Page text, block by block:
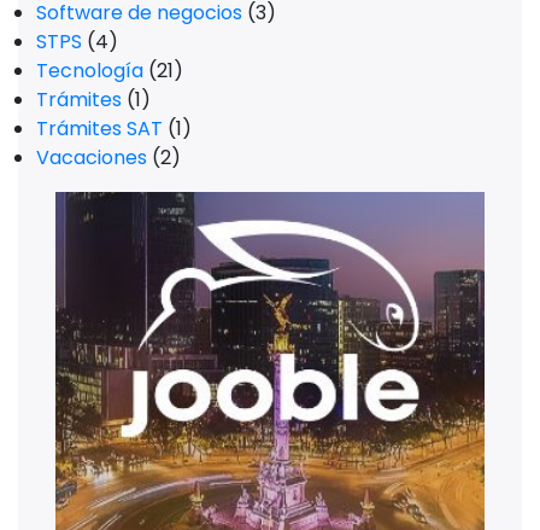
Software de negocios (3)
STPS (4)
Tecnología (21)
Trámites (1)
Trámites SAT (1)
Vacaciones (2)